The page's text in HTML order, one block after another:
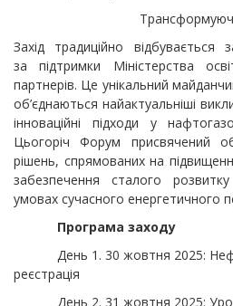
Захід традиційно відбувається
за підтримки Міністерства
партнерів. Це унікальний
об’єднаються найактуальніші
інноваційні підходи у
Цьогоріч Форум присвячений
рішень, спрямованих на
забезпечення сталого
умовах сучасного енергетичного
Програма заходу
День 1. 30 жовтня 2025:
реєстрація
День 2. 31 жовтня 2025: